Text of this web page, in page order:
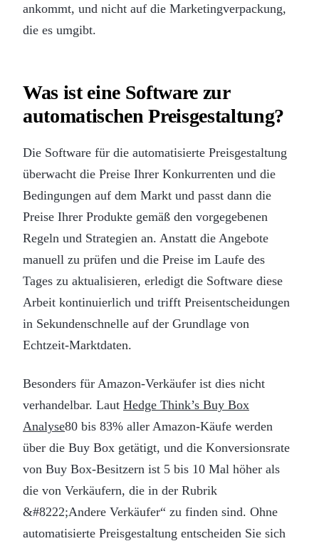
ankommt, und nicht auf die Marketingverpackung,
die es umgibt.
Was ist eine Software zur
automatischen Preisgestaltung?
Die Software für die automatisierte Preisgestaltung
überwacht die Preise Ihrer Konkurrenten und die
Bedingungen auf dem Markt und passt dann die
Preise Ihrer Produkte gemäß den vorgegebenen
Regeln und Strategien an. Anstatt die Angebote
manuell zu prüfen und die Preise im Laufe des
Tages zu aktualisieren, erledigt die Software diese
Arbeit kontinuierlich und trifft Preisentscheidungen
in Sekundenschnelle auf der Grundlage von
Echtzeit-Marktdaten.
Besonders für Amazon-Verkäufer ist dies nicht
verhandelbar. Laut Hedge Think’s Buy Box
Analyse80 bis 83% aller Amazon-Käufe werden
über die Buy Box getätigt, und die Konversionsrate
von Buy Box-Besitzern ist 5 bis 10 Mal höher als
die von Verkäufern, die in der Rubrik
&#8222;Andere Verkäufer“ zu finden sind. Ohne
automatisierte Preisgestaltung entscheiden Sie sich